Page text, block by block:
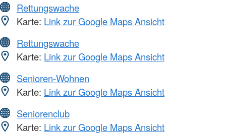
Rettungswache
Karte: Link zur Google Maps Ansicht
Rettungswache
Karte: Link zur Google Maps Ansicht
Senioren-Wohnen
Karte: Link zur Google Maps Ansicht
Seniorenclub
Karte: Link zur Google Maps Ansicht